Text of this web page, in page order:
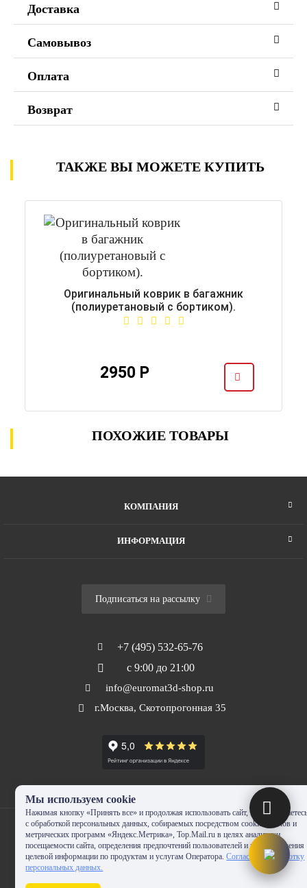
Доставка
Самовывоз
Оплата
Возврат
ТАКЖЕ ВЫ МОЖЕТЕ КУПИТЬ
Оригинальный коврик в багажник
(полиуретановый с бортиком).
2950 Р
ПОХОЖИЕ ТОВАРЫ
КОМПАНИЯ
ИНФОРМАЦИЯ
Подписаться на рассылку
+7 (495) 532-65-76
с 9:00 до 21:00
info@euromat3d-shop.ru
г.Москва, Скотопрогонная 35
© 2010-2024 - EUROMAT|3D-SHOP.RU. Все права защищены. Копирование
Мы используем cookie
Нажимая кнопку «Принять все» и продолжая использовать сайт, Вы
с обработкой персональных данных, собираемых посредством cookie-файлов и
метрических программ «Яндекс.Метрика», Top.Mail.ru в целях аналитики
посещаемости сайта, определения предпочтений пользователей и предоставления
целевой информации по продуктам и услугам Оператора.Согласие на обработку
персональных данных.